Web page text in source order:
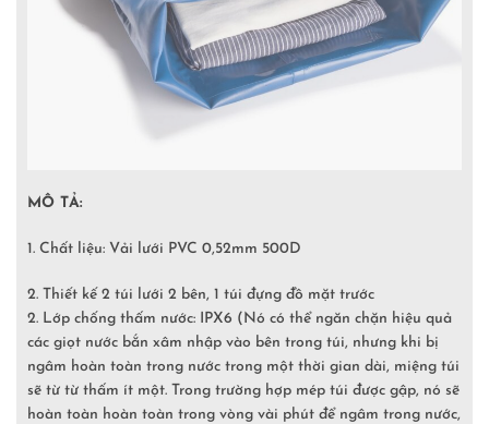
MÔ TẢ:
1. Chất liệu: Vải lưới PVC 0,52mm 500D
2. Thiết kế 2 túi lưới 2 bên, 1 túi đựng đồ mặt trước
2. Lớp chống thấm nước: IPX6 (Nó có thể ngăn chặn hiệu quả
các giọt nước bắn xâm nhập vào bên trong túi, nhưng khi bị
ngâm hoàn toàn trong nước trong một thời gian dài, miệng túi
sẽ từ từ thấm ít một. Trong trường hợp mép túi được gập, nó sẽ
hoàn toàn hoàn toàn trong vòng vài phút để ngâm trong nước,